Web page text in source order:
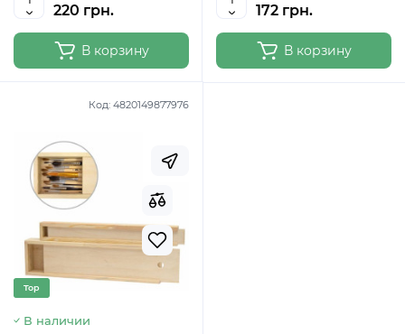
220 грн.
В корзину
172 грн.
В корзину
Код: 4820149877976
Top
В наличии